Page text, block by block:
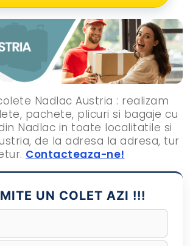
Nadlac Austria : realizam
pachete, plicuri si bagaje cu
Nadlac in toate localitatile si
de la adresa la adresa, tur
Contacteaza-ne!
UN COLET AZI !!!